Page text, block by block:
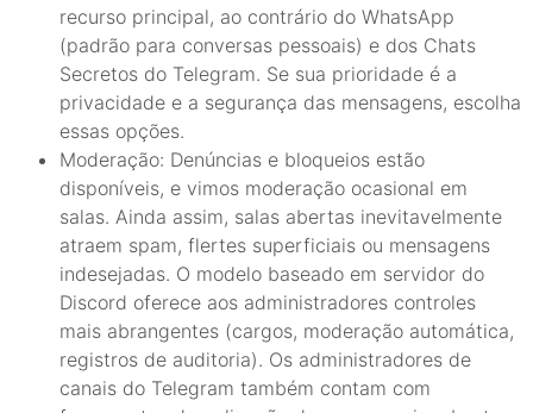
recurso principal, ao contrário do WhatsApp
(padrão para conversas pessoais) e dos Chats
Secretos do Telegram. Se sua prioridade é a
privacidade e a segurança das mensagens, escolha
essas opções.
Moderação: Denúncias e bloqueios estão
disponíveis, e vimos moderação ocasional em
salas. Ainda assim, salas abertas inevitavelmente
atraem spam, flertes superficiais ou mensagens
indesejadas. O modelo baseado em servidor do
Discord oferece aos administradores controles
mais abrangentes (cargos, moderação automática,
registros de auditoria). Os administradores de
canais do Telegram também contam com